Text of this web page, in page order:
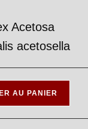
Acetosa
acetosella
AU PANIER